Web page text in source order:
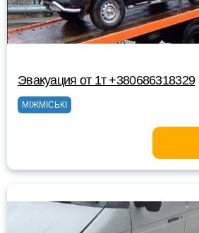
Эвакуация от 1т +380686318329
МІЖМІСЬКІ